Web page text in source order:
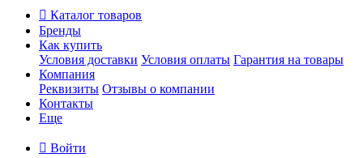
Каталог товаров
Бренды
Как купить
Условия доставки Условия оплаты Гарантия на товары
Компания
Реквизиты Отзывы о компании
Контакты
Еще
Войти